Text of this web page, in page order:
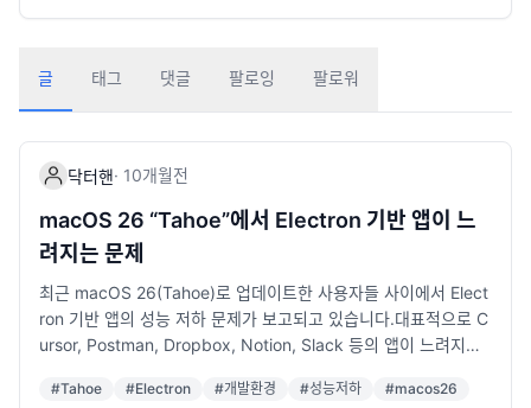
글 태그 댓글 팔로잉 팔로워
닥터핸· 10개월전
macOS 26 “Tahoe”에서 Electron 기반 앱이 느
려지는 문제
최근 macOS 26(Tahoe)로 업데이트한 사용자들 사이에서 Elect
ron 기반 앱의 성능 저하 문제가 보고되고 있습니다.대표적으로 C
ursor, Postman, Dropbox, Notion, Slack 등의 앱이 느려지거
이 문제는 macOS 자체의 변화라기보다 Electron 런타임의 호환
#Tahoe #Electron #개발환경 #성능저하 #macos26